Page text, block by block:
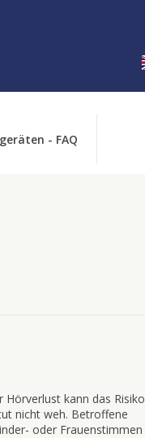
- FAQ
kann das Risiko
nicht weh. Betroffene
oder Frauenstimmen